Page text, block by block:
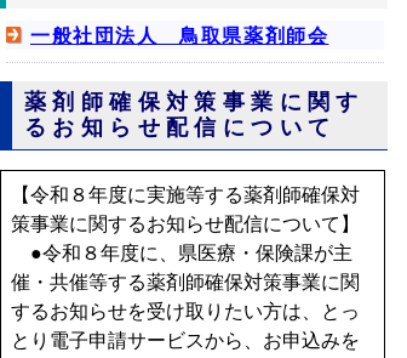
一般社団法人 鳥取県薬剤師会
薬剤師確保対策事業に関す
るお知らせ配信について
【令和８年度に実施等する薬剤師確保対
策事業に関するお知らせ配信について】
●令和８年度に、県医療・保険課が主
催・共催等する薬剤師確保対策事業に関
するお知らせを受け取りたい方は、とっ
とり電子申請サービスから、お申込みを